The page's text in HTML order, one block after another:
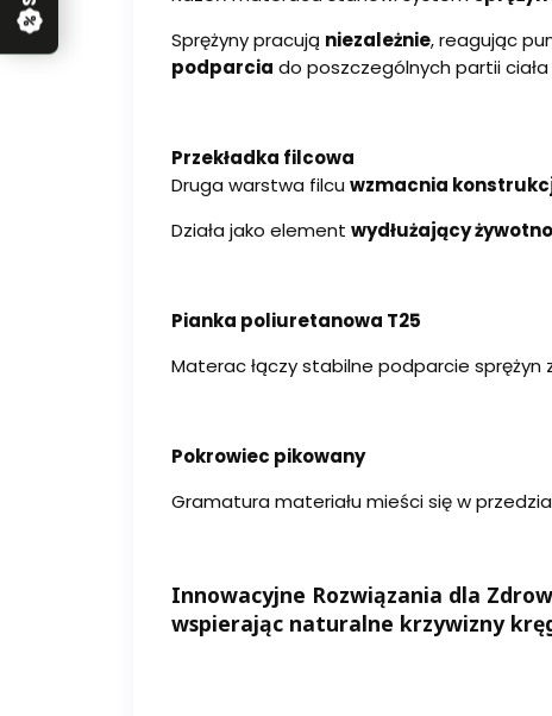
Sprężyny pracują niezależnie, reagując
podparcia do poszczególnych partii
Przekładka filcowa
Druga warstwa filcu wzmacnia
Działa jako element wydłużający
Pianka poliuretanowa T25
Materac łączy stabilne podparcie sprężyn
Pokrowiec pikowany
Gramatura materiału mieści się w
Innowacyjne Rozwiązania dla
wspierając naturalne krzywizny